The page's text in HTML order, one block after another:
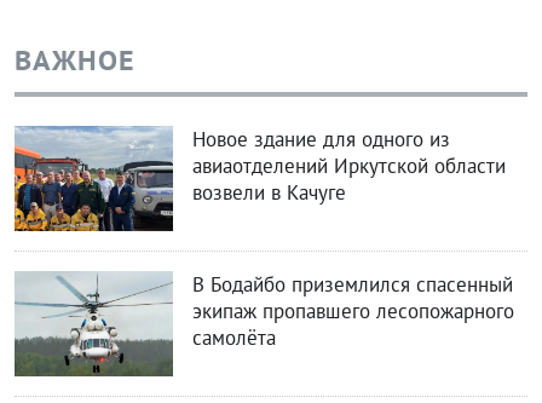
ВАЖНОЕ
Новое здание для одного из
авиаотделений Иркутской области
возвели в Качуге
В Бодайбо приземлился спасенный
экипаж пропавшего лесопожарного
самолёта